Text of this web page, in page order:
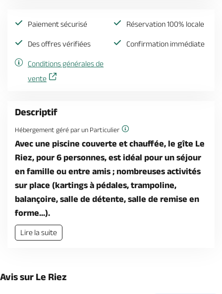
Paiement sécurisé Réservation 100% locale
Des offres vérifiées Confirmation immédiate
Conditions générales de
vente
Descriptif
Hébergement géré par un Particulier
Avec une piscine couverte et chauffée, le gîte Le
Riez, pour 6 personnes, est idéal pour un séjour
en famille ou entre amis ; nombreuses activités
sur place (kartings à pédales, trampoline,
balançoire, salle de détente, salle de remise en
forme...).
Lire la suite
Avis sur Le Riez